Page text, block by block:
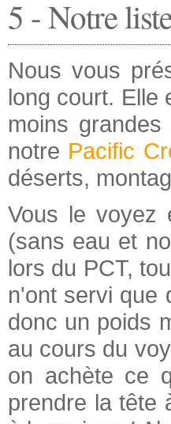
5 - Notre
Nous vous
long court. Elle
moins
notre Pacific
déserts,
Vous le voyez
(sans eau et
lors du PCT,
n'ont servi que
donc un poids
au cours du
on achète ce
prendre la tête